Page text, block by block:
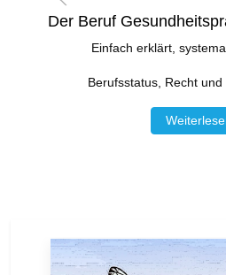
Der Beruf
Einfach erklärt,
Berufsstatus, Recht und